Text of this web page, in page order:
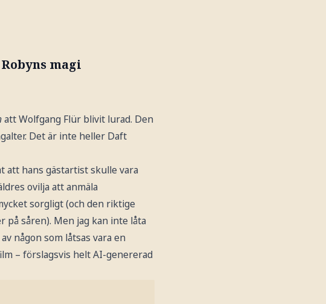
magi
att Wolfgang Flür blivit lurad. Den
Det är inte heller Daft
att hans gästartist skulle vara
ovilja att anmäla
sorgligt (och den riktige
på såren). Men jag kan inte låta
någon som låtsas vara en
– förslagsvis helt AI-genererad